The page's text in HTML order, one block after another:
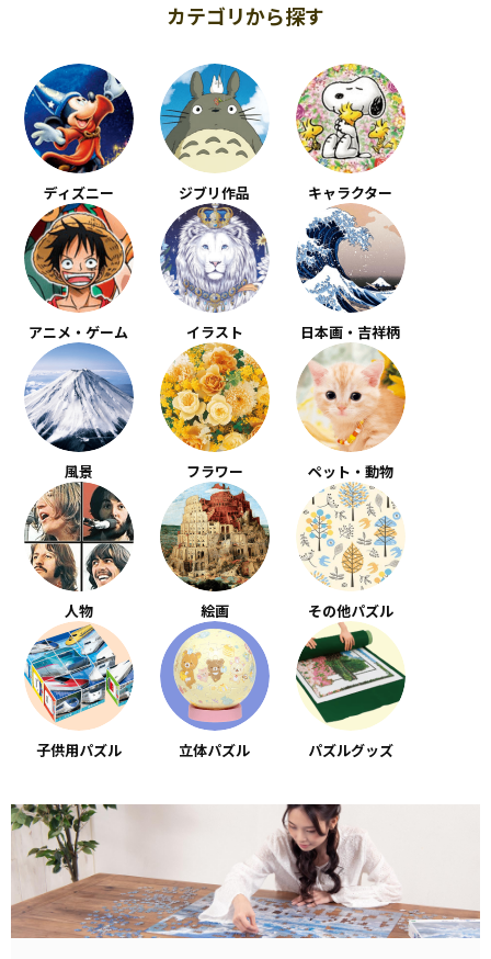
カテゴリから探す
ディズニー ジブリ作品 キャラクター
アニメ・ゲーム イラスト 日本画・吉祥柄
風景 フラワー ペット・動物
人物 絵画 その他パズル
子供用パズル 立体パズル パズルグッズ